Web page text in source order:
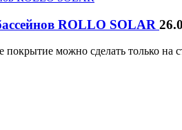
ROLLO SOLAR
покрытие можно сделать только